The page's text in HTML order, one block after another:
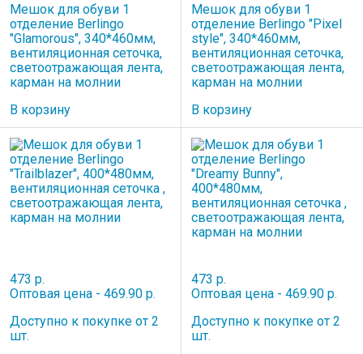
Мешок для обуви 1
отделение Berlingo
"Glamorous", 340*460мм,
вентиляционная сеточка,
светоотражающая лента,
карман на молнии
В корзину
Мешок для обуви 1
отделение Berlingo "Pixel
style", 340*460мм,
вентиляционная сеточка,
светоотражающая лента,
карман на молнии
В корзину
473 р.
Оптовая цена - 469.90 р.
Доступно к покупке от 2
шт.
473 р.
Оптовая цена - 469.90 р.
Доступно к покупке от 2
шт.